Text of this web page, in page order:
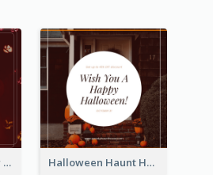
Halloween Trick Or Treat Instagram Post Halloween Haunt House Instagram Post